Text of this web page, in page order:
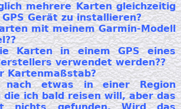
mehrere Karten gleichzeitig
Gerät zu installieren?
mit meinem Garmin-Modell
Karten in einem GPS eines
verwendet werden??
Kartenmaßstab?
nach etwas in einer Region
die ich bald reisen will, aber das